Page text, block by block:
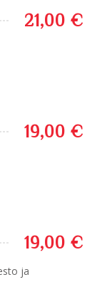
21,00 €
19,00 €
19,00 €
ja